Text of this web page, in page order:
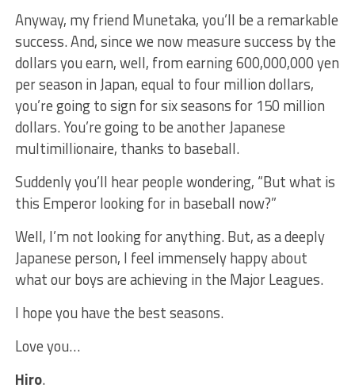
Anyway, my friend Munetaka, you’ll be a remarkable
success. And, since we now measure success by the
dollars you earn, well, from earning 600,000,000 yen
per season in Japan, equal to four million dollars,
you’re going to sign for six seasons for 150 million
dollars. You’re going to be another Japanese
multimillionaire, thanks to baseball.
Suddenly you’ll hear people wondering, “But what is
this Emperor looking for in baseball now?”
Well, I’m not looking for anything. But, as a deeply
Japanese person, I feel immensely happy about
what our boys are achieving in the Major Leagues.
I hope you have the best seasons.
Love you…
Hiro.